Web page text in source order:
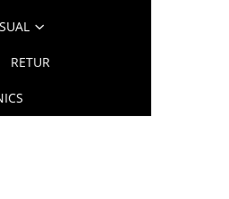
RETUR